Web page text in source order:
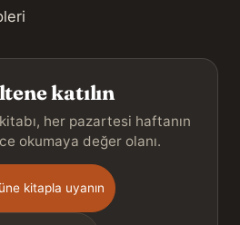
katılın
her pazartesi haftanın
okumaya değer olanı.
kitapla uyanın